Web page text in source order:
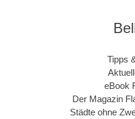
Tipps
eBook
Der Magazin
Städte ohne